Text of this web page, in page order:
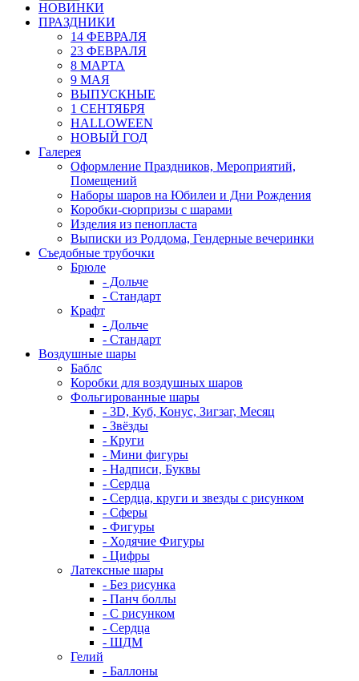
НОВИНКИ
ПРАЗДНИКИ
14 ФЕВРАЛЯ
23 ФЕВРАЛЯ
8 МАРТА
9 МАЯ
ВЫПУСКНЫЕ
1 СЕНТЯБРЯ
HALLOWEEN
НОВЫЙ ГОД
Галерея
Оформление Праздников, Мероприятий,
Помещений
Наборы шаров на Юбилеи и Дни Рождения
Коробки-сюрпризы с шарами
Изделия из пенопласта
Выписки из Роддома, Гендерные вечеринки
Съедобные трубочки
Брюле
- Дольче
- Стандарт
Крафт
- Дольче
- Стандарт
Воздушные шары
Баблс
Коробки для воздушных шаров
Фольгированные шары
- 3D, Куб, Конус, Зигзаг, Месяц
- Звёзды
- Круги
- Мини фигуры
- Надписи, Буквы
- Сердца
- Сердца, круги и звезды с рисунком
- Сферы
- Фигуры
- Ходячие Фигуры
- Цифры
Латексные шары
- Без рисунка
- Панч боллы
- С рисунком
- Сердца
- ШДМ
Гелий
- Баллоны